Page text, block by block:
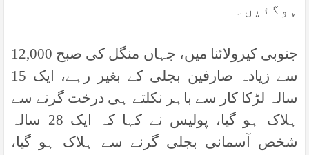
ہوگئیں۔
جنوبی کیرولائنا میں، جہاں منگل کی صبح 12,000
سے زیادہ صارفین بجلی کے بغیر رہے، ایک 15
سالہ لڑکا کار سے باہر نکلتے ہی درخت گرنے سے
ہلاک ہو گیا، پولیس نے کہا کہ ایک 28 سالہ
شخص آسمانی بجلی گرنے سے ہلاک ہو گیا،